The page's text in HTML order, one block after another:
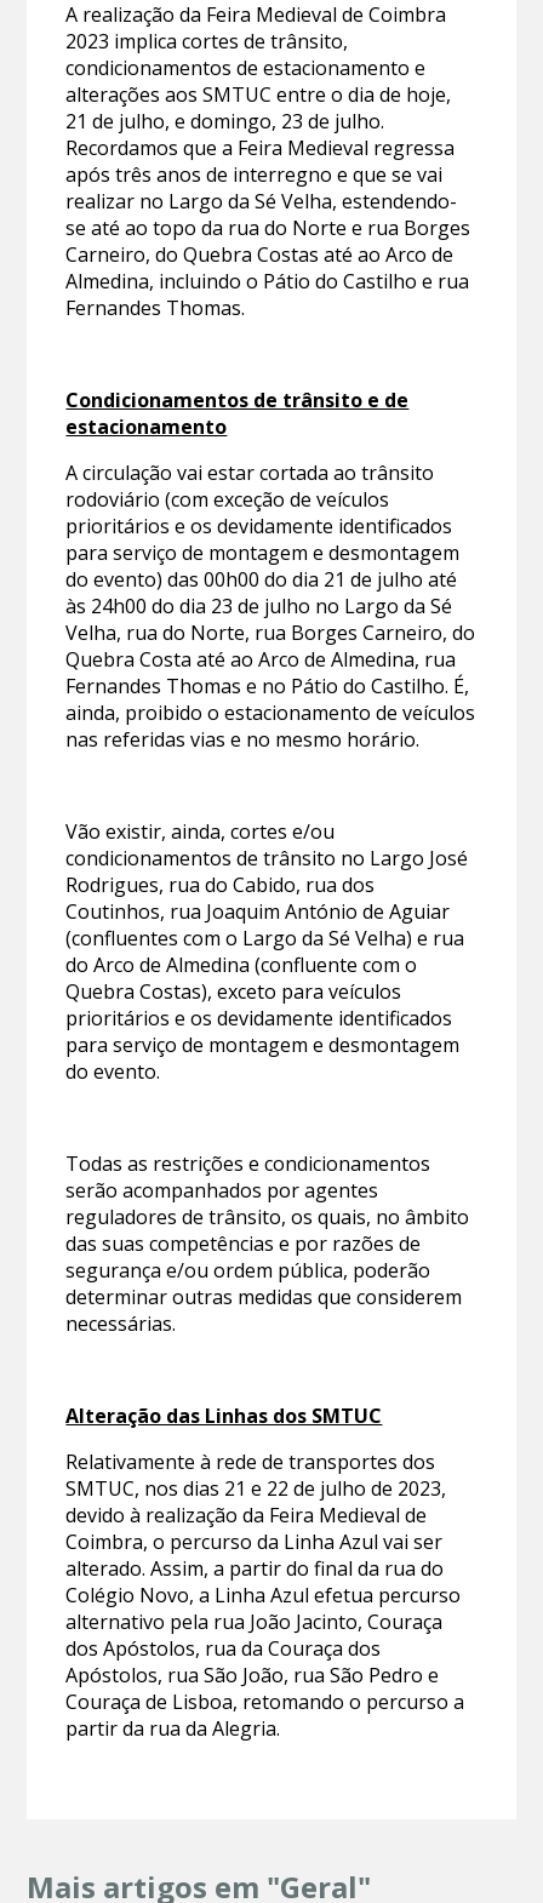
A realização da Feira Medieval de Coimbra
2023 implica cortes de trânsito,
condicionamentos de estacionamento e
alterações aos SMTUC entre o dia de hoje,
21 de julho, e domingo, 23 de julho.
Recordamos que a Feira Medieval regressa
após três anos de interregno e que se vai
realizar no Largo da Sé Velha, estendendo-
se até ao topo da rua do Norte e rua Borges
Carneiro, do Quebra Costas até ao Arco de
Almedina, incluindo o Pátio do Castilho e rua
Fernandes Thomas.
Condicionamentos de trânsito e de
estacionamento
A circulação vai estar cortada ao trânsito
rodoviário (com exceção de veículos
prioritários e os devidamente identificados
para serviço de montagem e desmontagem
do evento) das 00h00 do dia 21 de julho até
às 24h00 do dia 23 de julho no Largo da Sé
Velha, rua do Norte, rua Borges Carneiro, do
Quebra Costa até ao Arco de Almedina, rua
Fernandes Thomas e no Pátio do Castilho. É,
ainda, proibido o estacionamento de veículos
nas referidas vias e no mesmo horário.
Vão existir, ainda, cortes e/ou
condicionamentos de trânsito no Largo José
Rodrigues, rua do Cabido, rua dos
Coutinhos, rua Joaquim António de Aguiar
(confluentes com o Largo da Sé Velha) e rua
do Arco de Almedina (confluente com o
Quebra Costas), exceto para veículos
prioritários e os devidamente identificados
para serviço de montagem e desmontagem
do evento.
Todas as restrições e condicionamentos
serão acompanhados por agentes
reguladores de trânsito, os quais, no âmbito
das suas competências e por razões de
segurança e/ou ordem pública, poderão
determinar outras medidas que considerem
necessárias.
Alteração das Linhas dos SMTUC
Relativamente à rede de transportes dos
SMTUC, nos dias 21 e 22 de julho de 2023,
devido à realização da Feira Medieval de
Coimbra, o percurso da Linha Azul vai ser
alterado. Assim, a partir do final da rua do
Colégio Novo, a Linha Azul efetua percurso
alternativo pela rua João Jacinto, Couraça
dos Apóstolos, rua da Couraça dos
Apóstolos, rua São João, rua São Pedro e
Couraça de Lisboa, retomando o percurso a
partir da rua da Alegria.
Mais artigos em "Geral"